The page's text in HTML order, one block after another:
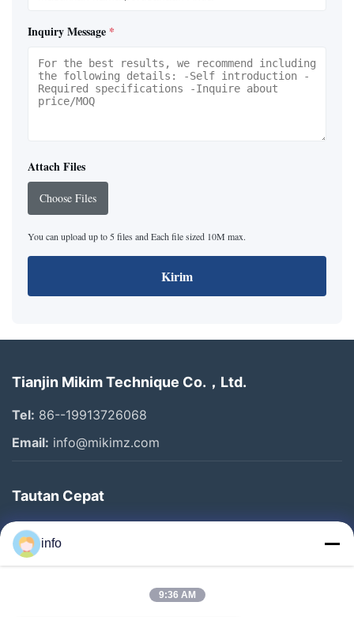
Inquiry Message *
Attach Files
Choose Files
You can upload up to 5 files and Each file sized 10M max.
Kirim
Tianjin Mikim Technique Co.，Ltd.
Tel: 86--19913726068
Email: info@mikimz.com
Tautan Cepat
Rumah
Produk
info
9:36 AM